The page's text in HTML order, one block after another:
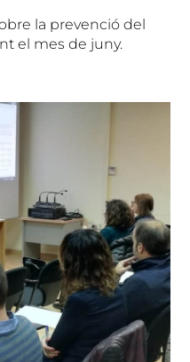
la prevenció del
el mes de juny.